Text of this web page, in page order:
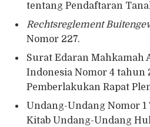
tentang Pendaftaran
Rechtsreglement
Nomor 227.
Surat Edaran Mahkamah
Indonesia Nomor 4 tahun
Pemberlakukan Rapat
Undang-Undang Nomor
Kitab Undang-Undang